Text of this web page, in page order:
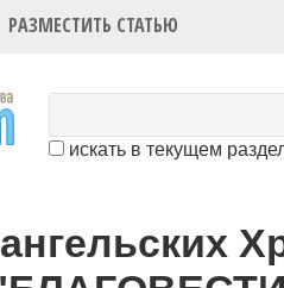
РАЗМЕСТИТЬ СТАТЬЮ
искать в текущем